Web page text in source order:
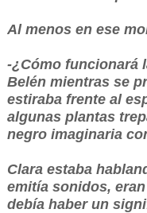
Al menos en ese
-¿Cómo funcionará
Belén mientras se
estiraba frente al
algunas plantas
negro imaginaria
Clara estaba
emitía sonidos,
debía haber un